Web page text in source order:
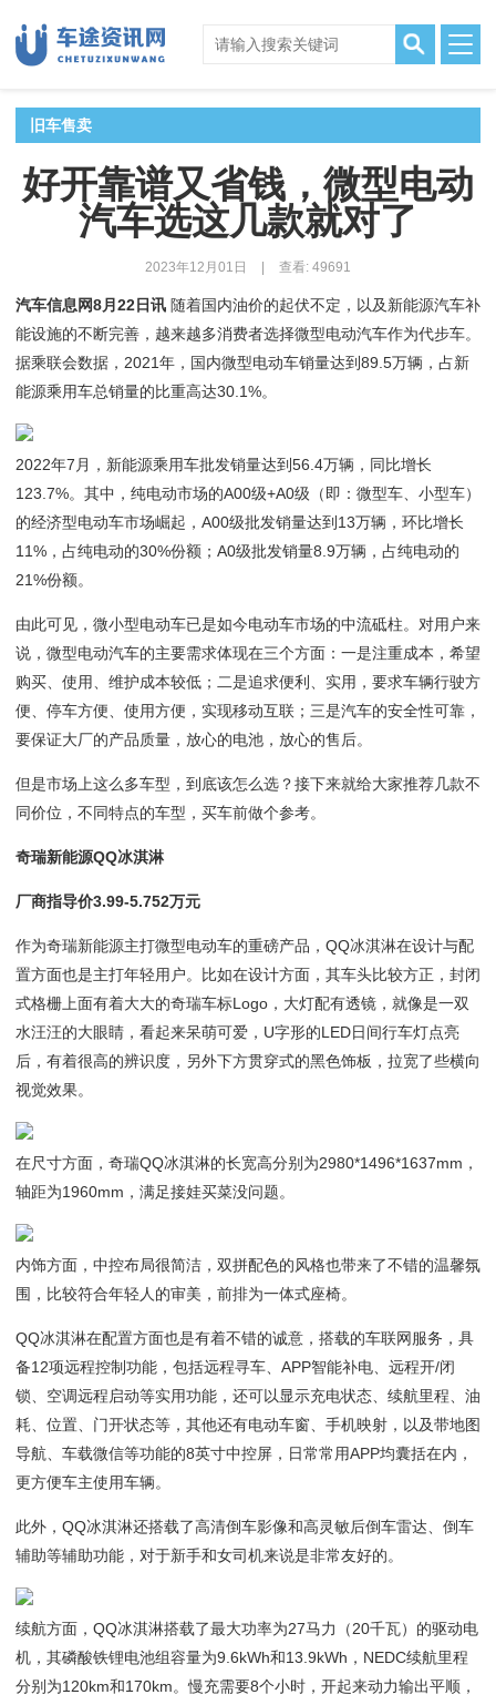
旧车售卖
好开靠谱又省钱，微型电动
汽车选这几款就对了
2023年12月01日 查看: 49691
汽车信息网8月22日讯 随着国内油价的起伏不定，以及新能源汽车补
能设施的不断完善，越来越多消费者选择微型电动汽车作为代步车。
据乘联会数据，2021年，国内微型电动车销量达到89.5万辆，占新
能源乘用车总销量的比重高达30.1%。
2022年7月，新能源乘用车批发销量达到56.4万辆，同比增长
123.7%。其中，纯电动市场的A00级+A0级（即：微型车、小型车）
的经济型电动车市场崛起，A00级批发销量达到13万辆，环比增长
11%，占纯电动的30%份额；A0级批发销量8.9万辆，占纯电动的
21%份额。
由此可见，微小型电动车已是如今电动车市场的中流砥柱。对用户来
说，微型电动汽车的主要需求体现在三个方面：一是注重成本，希望
购买、使用、维护成本较低；二是追求便利、实用，要求车辆行驶方
便、停车方便、使用方便，实现移动互联；三是汽车的安全性可靠，
要保证大厂的产品质量，放心的电池，放心的售后。
但是市场上这么多车型，到底该怎么选？接下来就给大家推荐几款不
同价位，不同特点的车型，买车前做个参考。
奇瑞新能源QQ冰淇淋
厂商指导价3.99-5.752万元
作为奇瑞新能源主打微型电动车的重磅产品，QQ冰淇淋在设计与配
置方面也是主打年轻用户。比如在设计方面，其车头比较方正，封闭
式格栅上面有着大大的奇瑞车标Logo，大灯配有透镜，就像是一双
水汪汪的大眼睛，看起来呆萌可爱，U字形的LED日间行车灯点亮
后，有着很高的辨识度，另外下方贯穿式的黑色饰板，拉宽了些横向
视觉效果。
在尺寸方面，奇瑞QQ冰淇淋的长宽高分别为2980*1496*1637mm，
轴距为1960mm，满足接娃买菜没问题。
内饰方面，中控布局很简洁，双拼配色的风格也带来了不错的温馨氛
围，比较符合年轻人的审美，前排为一体式座椅。
QQ冰淇淋在配置方面也是有着不错的诚意，搭载的车联网服务，具
备12项远程控制功能，包括远程寻车、APP智能补电、远程开/闭
锁、空调远程启动等实用功能，还可以显示充电状态、续航里程、油
耗、位置、门开状态等，其他还有电动车窗、手机映射，以及带地图
导航、车载微信等功能的8英寸中控屏，日常常用APP均囊括在内，
更方便车主使用车辆。
此外，QQ冰淇淋还搭载了高清倒车影像和高灵敏后倒车雷达、倒车
辅助等辅助功能，对于新手和女司机来说是非常友好的。
续航方面，QQ冰淇淋搭载了最大功率为27马力（20千瓦）的驱动电
机，其磷酸铁锂电池组容量为9.6kWh和13.9kWh，NEDC续航里程
分别为120km和170km。慢充需要8个小时，开起来动力输出平顺，